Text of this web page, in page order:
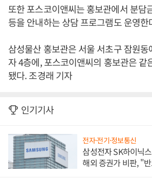
또한 포스코이앤씨는 홍보관에서 분담
등을 안내하는 상담 프로그램도 운영한
삼성물산 홍보관은 서울 서초구 잠원
자 4층에, 포스코이앤씨의 홍보관은 같
됐다. 조경래 기자
인기기사
전자·전기·정보통신
삼성전자 SK하이닉
해외 증권가 비판, "